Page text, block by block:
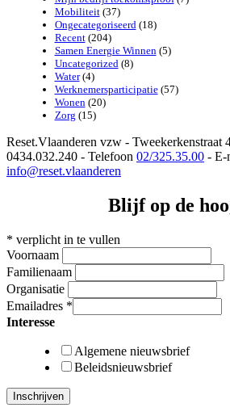
Mobiliteit(37)
Ongecategoriseerd (18)
Recent(204)
Samen Energie Winnen (5)
Uncategorized (8)
Water(4)
Werknemersparticipatie(57)
Wonen (20)
Zorg (15)
Reset.Vlaanderen vzw - Tweekerkenstraat
0434.032.240 - Telefoon 02/325.35.00 - E-
info@reset.vlaanderen
Blijf op de
* verplicht in te vullen
Voornaam
Familienaam
Organisatie
Emailadres *
Interesse
Algemene nieuwsbrief
Beleidsnieuwsbrief